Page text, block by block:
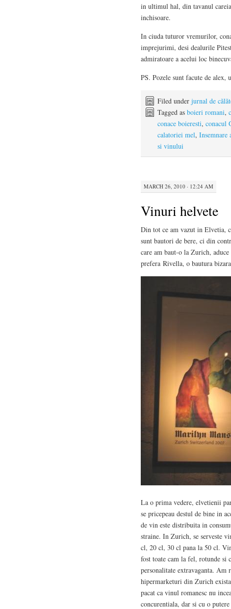
in ultimul hal, din tavanul
inchisoare.
In ciuda tuturor vremurilor,
imprejurimi, desi dealurile
admiratoare a acelui loc
PS. Pozele sunt facute de
Filed under jurnal de
Tagged as boieri romani,
conace boieresti, conacul
calatoriei mel, Insemnare
si vinului
MARCH 26, 2010 · 12:24 AM
Vinuri helvete
Din tot ce am vazut in Elvetia,
sunt bautori de bere, ci din
care am baut-o la Zurich,
prefera Rivella, o bautura
La o prima vedere, elvetienii
se pricepeau destul de bine in
de vin este distribuita in
straine. In Zurich, se serveste
cl, 20 cl, 30 cl pana la 50 cl.
fost toate cam la fel, rotunde si
personalitate extravaganta. Am
hipermarketuri din Zurich
pacat ca vinul romanesc nu
concurentiala, dar si cu o